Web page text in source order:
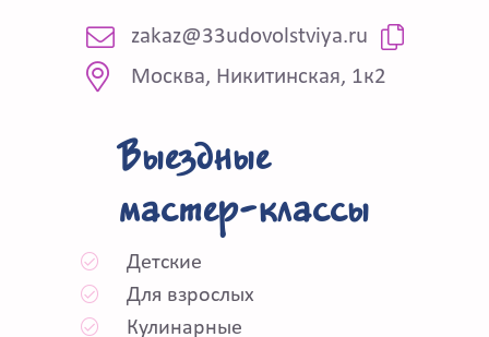
zakaz@33udovolstviya.ru
Москва, Никитинская, 1к2
Выездные
мастер-классы
Детские
Для взрослых
Кулинарные